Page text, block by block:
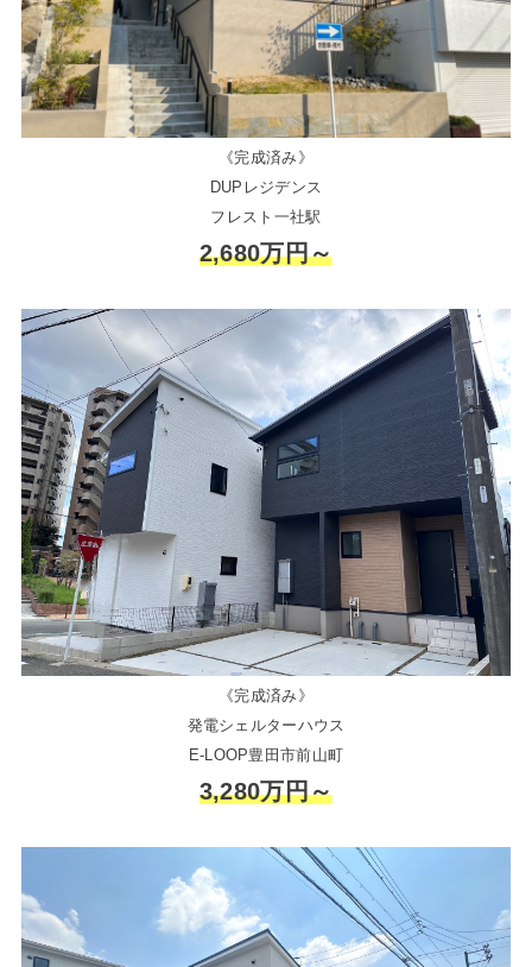
《完成済み》
DUPレジデンス
フレスト一社駅
2,680万円～
《完成済み》
発電シェルターハウス
E-LOOP豊田市前山町
3,280万円～